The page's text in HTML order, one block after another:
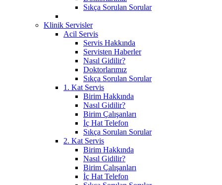
Sıkça Sorulan Sorular
Klinik Servisler
Acil Servis
Servis Hakkında
Servisten Haberler
Nasıl Gidilir?
Doktorlarımız
Sıkça Sorulan Sorular
1. Kat Servis
Birim Hakkında
Nasıl Gidilir?
Birim Çalışanları
İç Hat Telefon
Sıkça Sorulan Sorular
2. Kat Servis
Birim Hakkında
Nasıl Gidilir?
Birim Çalışanları
İç Hat Telefon